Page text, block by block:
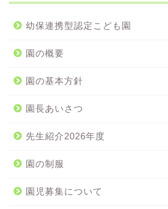
幼保連携型認定こども園
園の概要
園の基本方針
園長あいさつ
先生紹介2026年度
園の制服
園児募集について